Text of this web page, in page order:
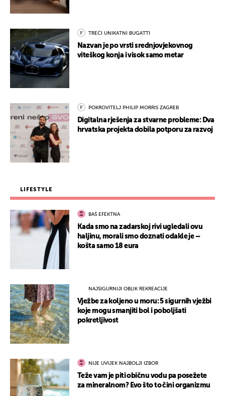
TREĆI UNIKATNI BUGATTI
Nazvan je po vrsti srednjovjekovnog
viteškog konja i visok samo metar
POKROVITELJ PHILIP MORRIS ZAGREB
Digitalna rješenja za stvarne probleme: Dva
hrvatska projekta dobila potporu za razvoj
LIFESTYLE
BAŠ EFEKTNA
Kada smo na zadarskoj rivi ugledali ovu
haljinu, morali smo doznati odakle je –
košta samo 18 eura
NAJSIGURNIJI OBLIK REKREACIJE
Vježbe za koljeno u moru: 5 sigurnih vježbi
koje mogu smanjiti bol i poboljšati
pokretljivost
NIJE UVIJEK NAJBOLJI IZBOR
Teže vam je piti običnu vodu pa posežete
za mineralnom? Evo što to čini organizmu